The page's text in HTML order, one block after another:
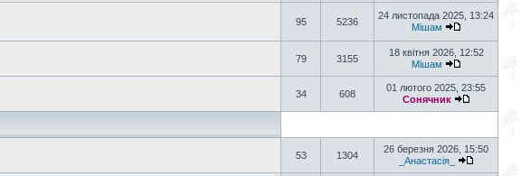
95 5236
24 листопада 2025, 13:24
Мішам
79 3155
18 квітня 2026, 12:52
Мішам
34 608
01 лютого 2025, 23:55
Сонячник
53 1304
26 березня 2026, 15:50
_Анастасія_